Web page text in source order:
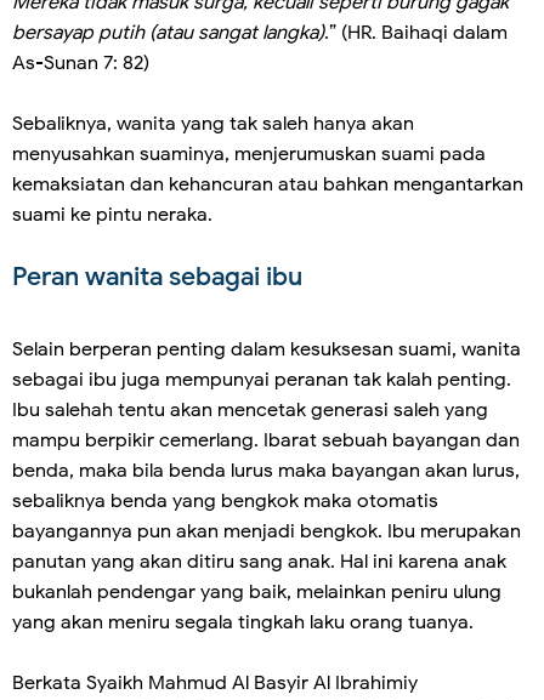
bersayap putih (atau sangat langka).” (HR. Baihaqi dalam
As-Sunan 7: 82)
Sebaliknya, wanita yang tak saleh hanya akan
menyusahkan suaminya, menjerumuskan suami pada
kemaksiatan dan kehancuran atau bahkan mengantarkan
suami ke pintu neraka.
Peran wanita sebagai ibu
Selain berperan penting dalam kesuksesan suami, wanita
sebagai ibu juga mempunyai peranan tak kalah penting.
Ibu salehah tentu akan mencetak generasi saleh yang
mampu berpikir cemerlang. Ibarat sebuah bayangan dan
benda, maka bila benda lurus maka bayangan akan lurus,
sebaliknya benda yang bengkok maka otomatis
bayangannya pun akan menjadi bengkok. Ibu merupakan
panutan yang akan ditiru sang anak. Hal ini karena anak
bukanlah pendengar yang baik, melainkan peniru ulung
yang akan meniru segala tingkah laku orang tuanya.
Berkata Syaikh Mahmud Al Basyir Al Ibrahimiy